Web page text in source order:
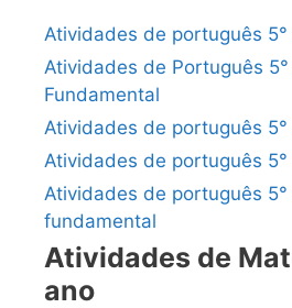
Atividades de português 5°
Atividades de Português
Fundamental
Atividades de português 5°
Atividades de português
Atividades de português
fundamental
Atividades de
ano